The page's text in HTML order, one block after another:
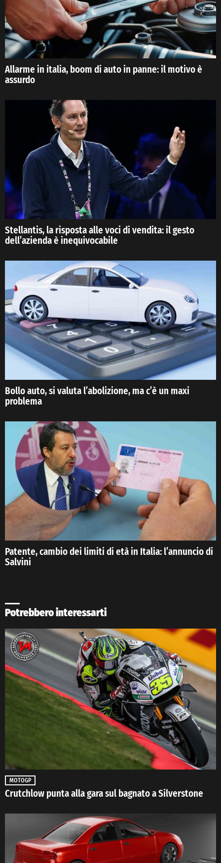
Allarme in italia, boom di auto in panne: il motivo è
assurdo
Stellantis, la risposta alle voci di vendita: il gesto
dell’azienda è inequivocabile
Bollo auto, si valuta l’abolizione, ma c’è un maxi
problema
Patente, cambio dei limiti di età in Italia: l’annuncio di
Salvini
Potrebbero interessarti
MOTOGP
Crutchlow punta alla gara sul bagnato a Silverstone